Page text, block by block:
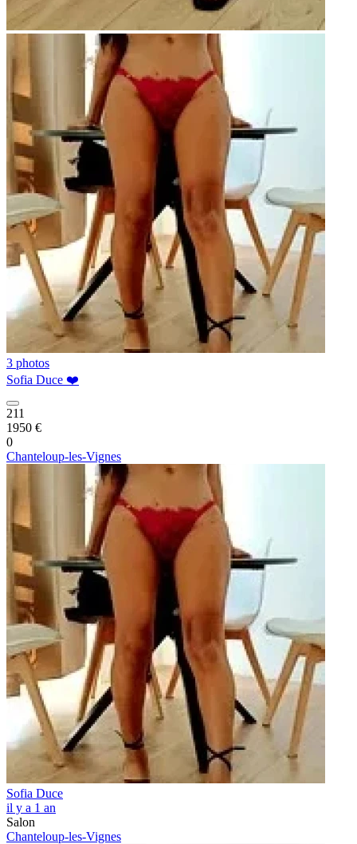
3 photos
Sofia Duce ❤️
211
1950 €
0
Chanteloup-les-Vignes
Sofia Duce
il y a 1 an
Salon
Chanteloup-les-Vignes